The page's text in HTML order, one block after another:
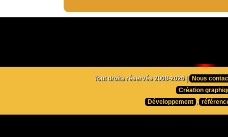
Tout droits réservés 2008-2026 |
Nous
Création
Développement ,